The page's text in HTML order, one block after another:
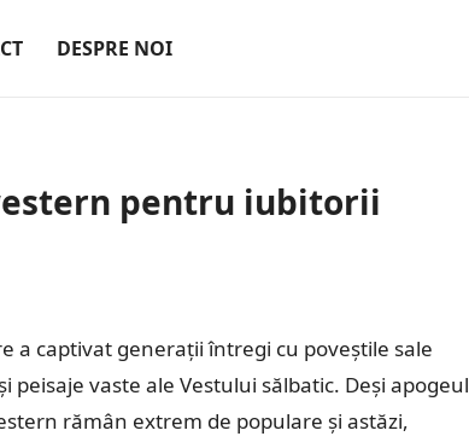
DESPRE NOI
pentru iubitorii
a captivat generații întregi cu poveștile sale
vaste ale Vestului sălbatic. Deși apogeul
rămân extrem de populare și astăzi,